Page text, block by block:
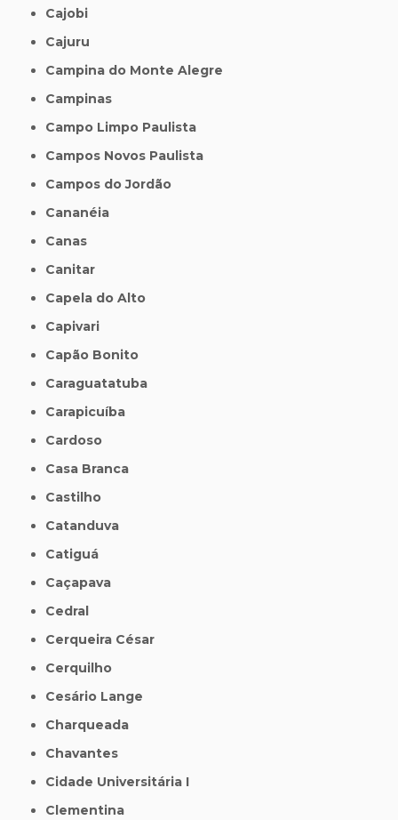
Cajobi
Cajuru
Campina do Monte Alegre
Campinas
Campo Limpo Paulista
Campos Novos Paulista
Campos do Jordão
Cananéia
Canas
Canitar
Capela do Alto
Capivari
Capão Bonito
Caraguatatuba
Carapicuíba
Cardoso
Casa Branca
Castilho
Catanduva
Catiguá
Caçapava
Cedral
Cerqueira César
Cerquilho
Cesário Lange
Charqueada
Chavantes
Cidade Universitária I
Clementina